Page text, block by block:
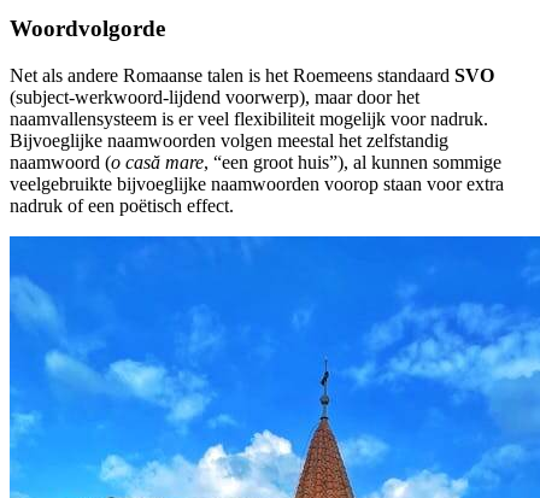
Woordvolgorde
Net als andere Romaanse talen is het Roemeens standaard SVO
(subject-werkwoord-lijdend voorwerp), maar door het
naamvallensysteem is er veel flexibiliteit mogelijk voor nadruk.
Bijvoeglijke naamwoorden volgen meestal het zelfstandig
naamwoord (o casă mare, “een groot huis”), al kunnen sommige
veelgebruikte bijvoeglijke naamwoorden voorop staan voor extra
nadruk of een poëtisch effect.